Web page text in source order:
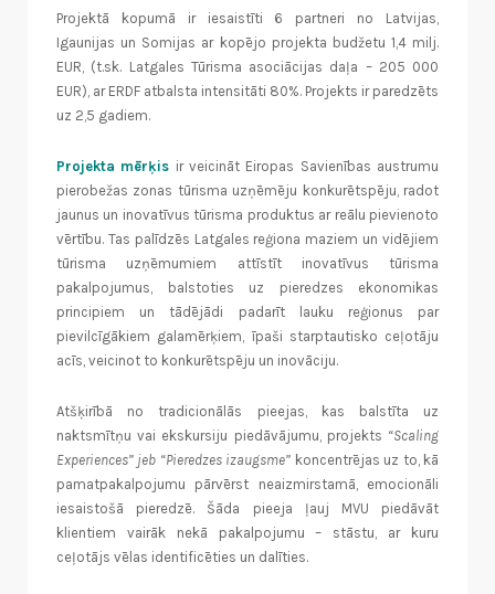
Projektā kopumā ir iesaistīti 6 partneri no Latvijas,
Igaunijas un Somijas ar kopējo projekta budžetu 1,4 milj.
EUR, (t.sk. Latgales Tūrisma asociācijas daļa – 205 000
EUR), ar ERDF atbalsta intensitāti 80%. Projekts ir paredzēts
uz 2,5 gadiem.
Projekta mērķis ir veicināt Eiropas Savienības austrumu
pierobežas zonas tūrisma uzņēmēju konkurētspēju, radot
jaunus un inovatīvus tūrisma produktus ar reālu pievienoto
vērtību. Tas palīdzēs Latgales reģiona maziem un vidējiem
tūrisma uzņēmumiem attīstīt inovatīvus tūrisma
pakalpojumus, balstoties uz pieredzes ekonomikas
principiem un tādējādi padarīt lauku reģionus par
pievilcīgākiem galamērķiem, īpaši starptautisko ceļotāju
acīs, veicinot to konkurētspēju un inovāciju.
Atšķirībā no tradicionālās pieejas, kas balstīta uz
naktsmītņu vai ekskursiju piedāvājumu, projekts “Scaling
Experiences” jeb “Pieredzes izaugsme” koncentrējas uz to, kā
pamatpakalpojumu pārvērst neaizmirstamā, emocionāli
iesaistošā pieredzē. Šāda pieeja ļauj MVU piedāvāt
klientiem vairāk nekā pakalpojumu – stāstu, ar kuru
ceļotājs vēlas identificēties un dalīties.